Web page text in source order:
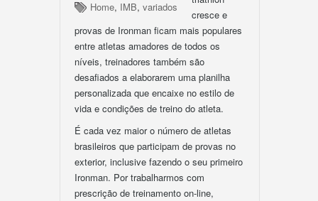
Home, IMB, variados
cresce e
provas de Ironman ficam mais populares
entre atletas amadores de todos os
níveis, treinadores também são
desafiados a elaborarem uma planilha
personalizada que encaixe no estilo de
vida e condições de treino do atleta.
É cada vez maior o número de atletas
brasileiros que participam de provas no
exterior, inclusive fazendo o seu primeiro
Ironman. Por trabalharmos com
prescrição de treinamento on-line,